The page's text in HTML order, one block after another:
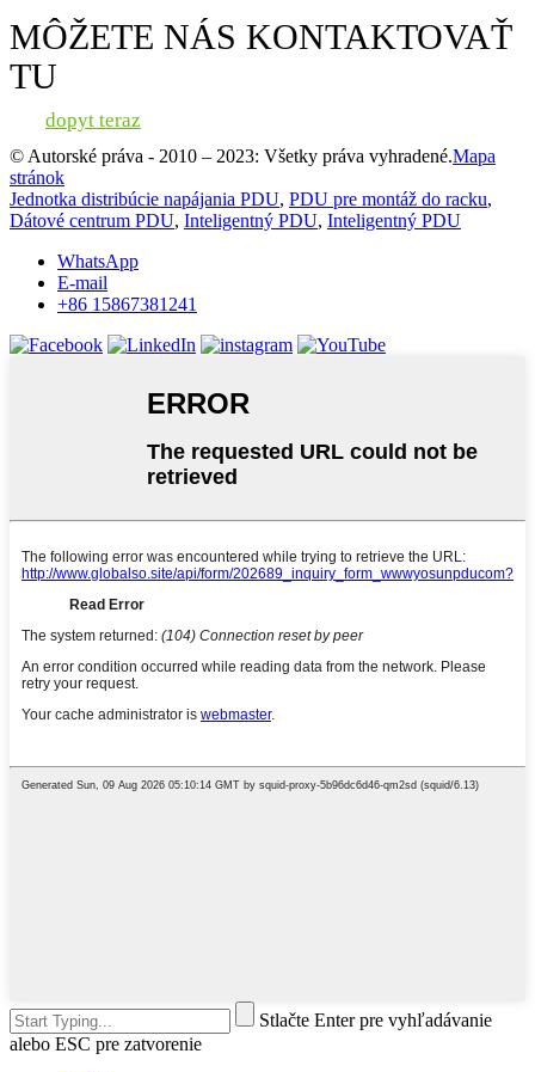
MÔŽETE NÁS KONTAKTOVAŤ
TU
dopyt teraz
© Autorské práva - 2010 – 2023: Všetky práva vyhradené.Mapa
stránok
Jednotka distribúcie napájania PDU, PDU pre montáž do racku,
Dátové centrum PDU, Inteligentný PDU, Inteligentný PDU
WhatsApp
E-mail
+86 15867381241
Stlačte Enter pre vyhľadávanie
alebo ESC pre zatvorenie